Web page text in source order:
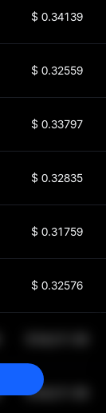
$ 0.34139
$ 0.32559
$ 0.33797
$ 0.32835
$ 0.31759
$ 0.32576
$64,011.99